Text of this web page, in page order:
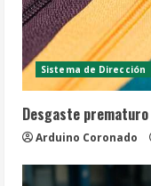
Sistema de Dirección
Desgaste
Arduino Coronado